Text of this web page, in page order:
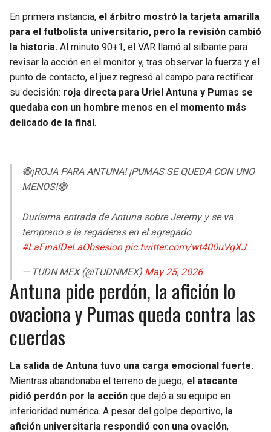
En primera instancia, el árbitro mostró la tarjeta amarilla
para el futbolista universitario, pero la revisión cambió
la historia. Al minuto 90+1, el VAR llamó al silbante para
revisar la acción en el monitor y, tras observar la fuerza y el
punto de contacto, el juez regresó al campo para rectificar
su decisión: roja directa para Uriel Antuna y Pumas se
quedaba con un hombre menos en el momento más
delicado de la final .
🔴¡ROJA PARA ANTUNA! ¡PUMAS SE QUEDA CON UNO
MENOS!🔴
Durísima entrada de Antuna sobre Jeremy y se va
temprano a la regaderas en el agregado
#LaFinalDeLaObsesion pic.twitter.com/wt400uVgXJ
— TUDN MEX (@TUDNMEX) May 25, 2026
Antuna pide perdón, la afición lo
ovaciona y Pumas queda contra las
cuerdas
La salida de Antuna tuvo una carga emocional fuerte.
Mientras abandonaba el terreno de juego, el atacante
pidió perdón por la acción que dejó a su equipo en
inferioridad numérica. A pesar del golpe deportivo, la
afición universitaria respondió con una ovación,